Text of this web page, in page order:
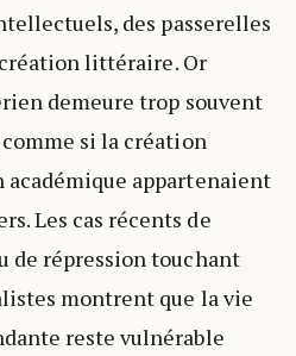
des passerelles
littéraire. Or
demeure trop souvent
si la création
appartenaient
Les cas récents de
de répression touchant
montrent que la vie
reste vulnérable